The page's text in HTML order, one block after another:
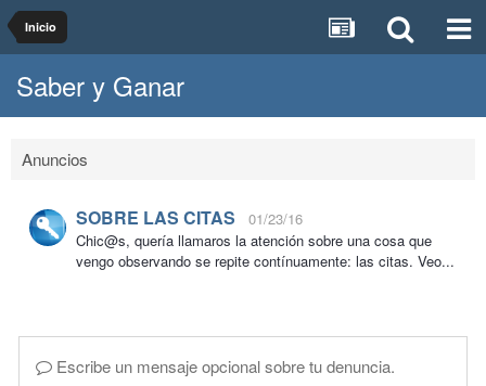
Inicio
Saber y Ganar
Anuncios
SOBRE LAS CITAS
01/23/16
Chic@s, quería llamaros la atención sobre una cosa que
vengo observando se repite contínuamente: las citas. Veo...
Escribe un mensaje opcional sobre tu denuncia.